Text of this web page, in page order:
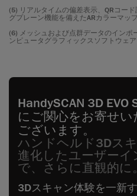
(5) リアルタイムの偏差表示、QRコー
グプレーン機能を備えたARカラーマッ
(6) メッシュおよび点群データのインポ
ンピュータグラフィックスソフトウェ
HandySCAN 3D EVO
にご関心をお寄せ
ございます。
ハンドヘルド3Dス
進化したユーザーイ
で、さらに直観的に。
3Dスキャン体験を一新